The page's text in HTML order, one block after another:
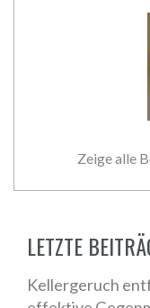
Zeige alle
LETZTE
Kellergeruch